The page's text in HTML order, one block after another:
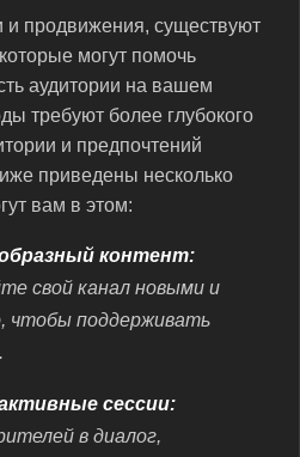
и продвижения, существуют
могут помочь
аудитории на вашем
требуют более глубокого
и предпочтений
приведены несколько
вам в этом:
контент:
свой канал новыми и
чтобы поддерживать
сессии:
в диалог,